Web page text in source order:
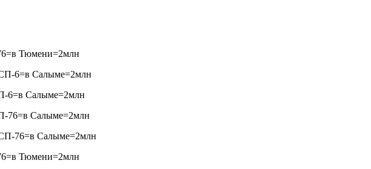
Тюмени=2млн
6=в Салыме=2млн
6=в Салыме=2млн
76=в Салыме=2млн
76=в Салыме=2млн
Тюмени=2млн